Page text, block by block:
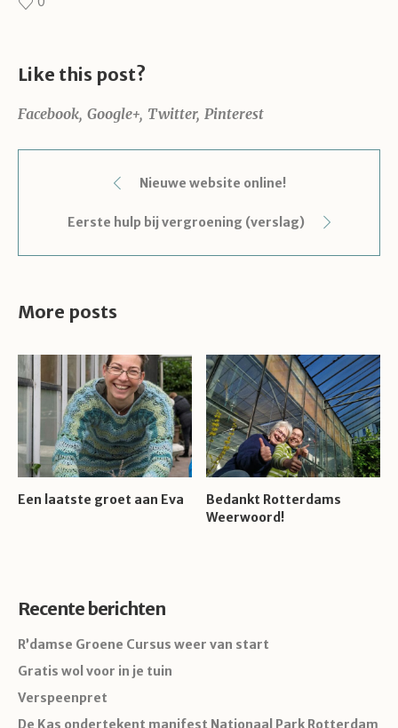
Like this post?
Facebook Google+ Twitter Pinterest
Nieuwe website online!
Eerste hulp bij vergroening (verslag)
More posts
Een laatste groet aan Eva
Bedankt Rotterdams
Weerwoord!
Recente berichten
R’damse Groene Cursus weer van start
Gratis wol voor in je tuin
Verspeenpret
De Kas ondertekent manifest Nationaal Park Rotterdam